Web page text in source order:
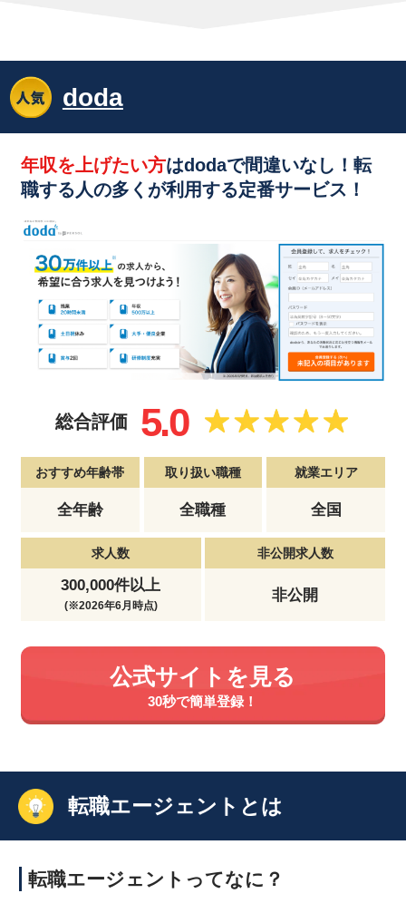
doda
年収を上げたい方はdodaで間違いなし！転
職する人の多くが利用する定番サービス！
総合評価 5.0
おすすめ年齢帯
全年齢
取り扱い職種
全職種
就業エリア
全国
求人数
300,000件以上
(※2026年6月時点)
非公開求人数
非公開
公式サイトを見る
30秒で簡単登録！
転職エージェントとは
転職エージェントってなに？